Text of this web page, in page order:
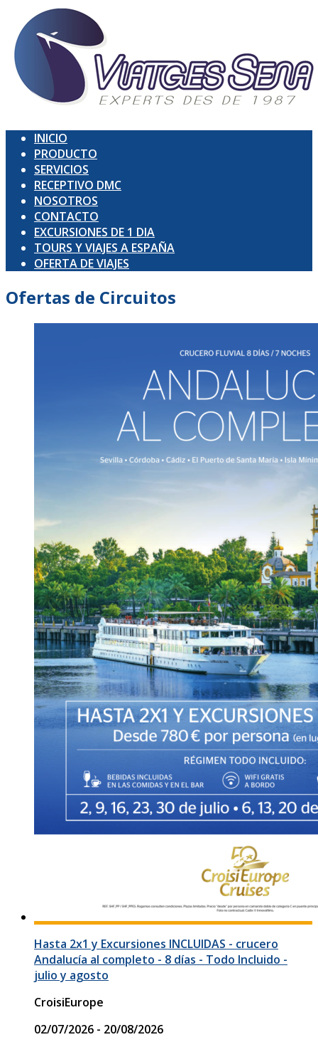
INICIO
PRODUCTO
SERVICIOS
RECEPTIVO DMC
NOSOTROS
CONTACTO
EXCURSIONES DE 1 DIA
TOURS Y VIAJES A ESPAÑA
OFERTA DE VIAJES
Ofertas de Circuitos
Hasta 2x1 y Excursiones INCLUIDAS - crucero
Andalucía al completo - 8 días - Todo Incluido -
julio y agosto
CroisiEurope
02/07/2026 - 20/08/2026